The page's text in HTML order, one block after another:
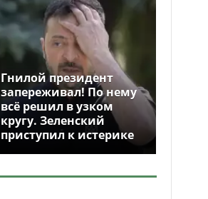
Гнилой президент
запереживал! По нему
всё решил в узком
кругу. Зеленский
приступил к истерике